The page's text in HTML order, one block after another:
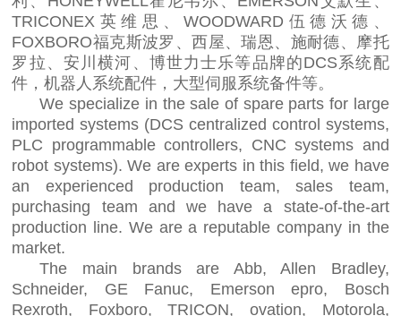
TRICONEX英维思、WOODWARD伍德沃德、
FOXBORO福克斯波罗、西屋、瑞恩、施耐德、摩托
罗拉、安川横河、博世力士乐等品牌的DCS系统配
件，机器人系统配件，大型伺服系统备件等。
We specialize in the sale of spare parts for large
imported systems (DCS centralized control systems,
PLC programmable controllers, CNC systems and
robot systems). We are experts in this field, we have
an experienced production team, sales team,
purchasing team and we have a state-of-the-art
production line. We are a reputable company in the
market.
The main brands are Abb, Allen Bradley,
Schneider, GE Fanuc, Emerson epro, Bosch
Rexroth, Foxboro, TRICON, ovation, Motorola,